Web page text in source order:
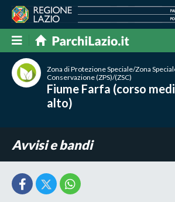
Zona di Protezione Speciale/Zona
Conservazione (ZPS)/(ZSC)
Fiume Farfa (corso
alto)
Avvisi e bandi